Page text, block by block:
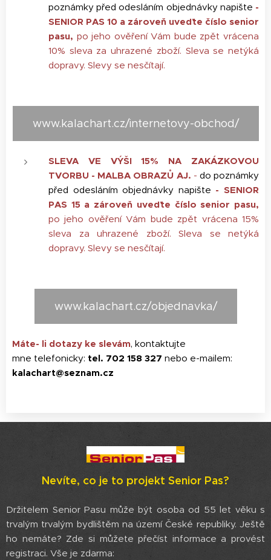
poznámky před odesláním objednávky napište -
SENIOR PAS 10 a zároveň uveďte číslo senior
pasu, po jeho ověření Vám bude zpět vrácena
10% sleva za uhrazené zboží. Sleva se netýká
dopravy. Slevy se nesčítají.
www.kalachart.cz/internetovy-obchod/
SLEVA VE VÝŠI 15% NA ZAKÁZKOVOU
TVORBU - MALBA OBRAZŮ AJ. - do poznámky
před odesláním objednávky napište - SENIOR
PAS 15 a zároveň uveďte číslo senior pasu,
po jeho ověření Vám bude zpět vrácena 15%
sleva za uhrazené zboží. Sleva se netýká
dopravy. Slevy se nesčítají.
www.kalachart.cz/objednavka/
Máte- li dotazy ke slevám, kontaktujte
mne telefonicky: tel. 702 158 327 nebo e-mailem:
kalachart@seznam.cz
Nevíte, co je to projekt Senior Pas?
Držitelem Senior Pasu může být osoba od 55 let věku s
trvalým trvalým bydlištěm na území České republiky. Ještě
ho nemáte? Zde si můžete přečíst informace a provést
registraci. Vše je zdarma: